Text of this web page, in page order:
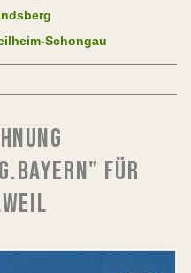
Schongau
FÜR